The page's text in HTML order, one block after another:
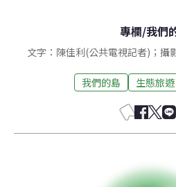
專欄/我們
文字：陳佳利(公共電視記者)；攝
我們的島 生態旅遊